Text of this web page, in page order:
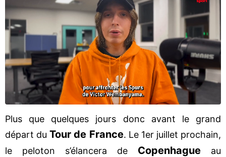
Plus que quelques jours donc avant le grand
départ duTour de France. Le 1er juillet prochain,
le peloton s’élancera de Copenhague au